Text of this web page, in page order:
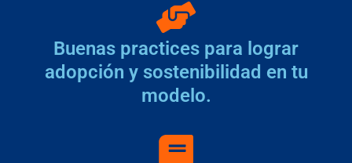
Buenas practices para lograr
adopción y sostenibilidad en tu
modelo.